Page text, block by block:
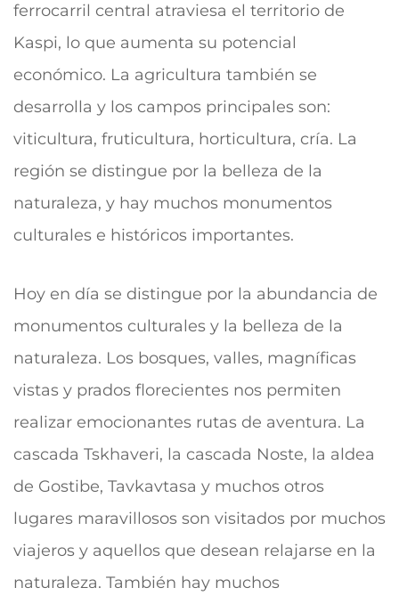
ferrocarril central atraviesa el territorio de
Kaspi, lo que aumenta su potencial
económico. La agricultura también se
desarrolla y los campos principales son:
viticultura, fruticultura, horticultura, cría. La
región se distingue por la belleza de la
naturaleza, y hay muchos monumentos
culturales e históricos importantes.
Hoy en día se distingue por la abundancia de
monumentos culturales y la belleza de la
naturaleza. Los bosques, valles, magníficas
vistas y prados florecientes nos permiten
realizar emocionantes rutas de aventura. La
cascada Tskhaveri, la cascada Noste, la aldea
de Gostibe, Tavkavtasa y muchos otros
lugares maravillosos son visitados por muchos
viajeros y aquellos que desean relajarse en la
naturaleza. También hay muchos